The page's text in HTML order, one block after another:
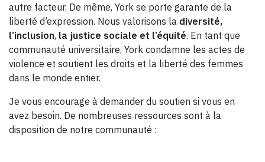
autre facteur. De même, York se porte garante de la
liberté d’expression. Nous valorisons la diversité,
l’inclusion, la justice sociale et l’équité. En tant que
communauté universitaire, York condamne les actes de
violence et soutient les droits et la liberté des femmes
dans le monde entier.
Je vous encourage à demander du soutien si vous en
avez besoin. De nombreuses ressources sont à la
disposition de notre communauté :